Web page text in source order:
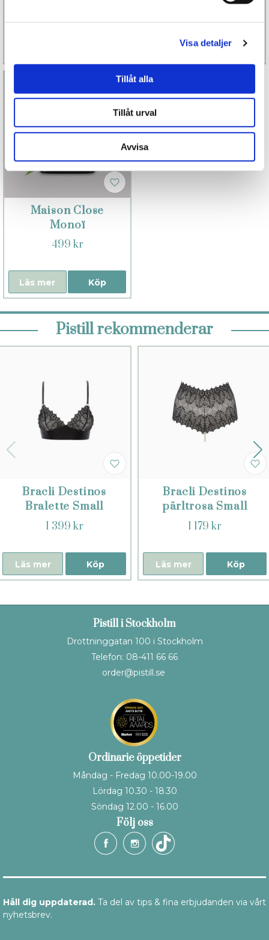
Visa detaljer
Tillåt alla
Tillåt urval
Avvisa
Köp
Läs mer
Maison Close
Monoï
499 kr
Köp
Läs mer
Pistill rekommenderar
Bracli Destinos
Bralette Small
1 399 kr
Köp
Läs mer
Bracli Destinos
pärltrosa Small
1 179 kr
Köp
Läs mer
Pistill i Stockholm
Drottninggatan 100 i Stockholm
Telefon: 08-411 66 66
order@pistill.se
Ordinarie öppetider
Måndag - Fredag 10.00-19.00
Lördag 10.30 - 18.30
Söndag 12.00 - 16.00
Följ oss
Håll dig uppdaterad. Ta del av tips & fina erbjudanden via vårt
nyhetsbrev.